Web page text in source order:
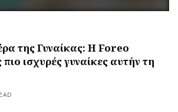
της Γυναίκας: Η Foreo
πιο ισχυρές γυναίκες αυτήν τη